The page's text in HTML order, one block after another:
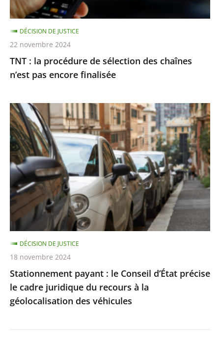
n’est
pas
encore
finalisée
TNT : la procédure de sélection des chaînes
n’est pas encore finalisée
DÉCISION DE JUSTICE
22 novembre 2024
Stationnement
payant
:
le
Conseil
d’État
précise
le
cadre
juridique
du
recours
à
la
géolocalisation
Stationnement payant : le Conseil d’État précise
le cadre juridique du recours à la
géolocalisation des véhicules
DÉCISION DE JUSTICE
18 novembre 2024